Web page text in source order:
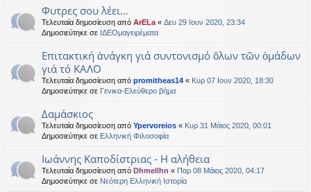
Φυτρες σου λέει...
Τελευταία δημοσίευση από ArELa « Δευ 29 Ιουν 2020, 23:34
Δημοσιεύτηκε σε ΙΔΕΟμαγειρέματα
Επιτακτική ἀνάγκη γιά συντονισμό ὅλων τῶν ὁμάδων
γιά τό ΚΑΛΟ
Τελευταία δημοσίευση από promitheas14 « Κυρ 07 Ιουν 2020, 18:30
Δημοσιεύτηκε σε Γενικα-Ελεύθερο βήμα
Δαμάσκιος
Τελευταία δημοσίευση από Ypervoreios « Κυρ 31 Μάιος 2020, 00:01
Δημοσιεύτηκε σε Ελληνική Φιλοσοφία
Ιωάννης Καποδίστριας - Η αλήθεια
Τελευταία δημοσίευση από Dhmellhn « Παρ 08 Μάιος 2020, 04:17
Δημοσιεύτηκε σε Νεότερη Ελληνική Ιστορία